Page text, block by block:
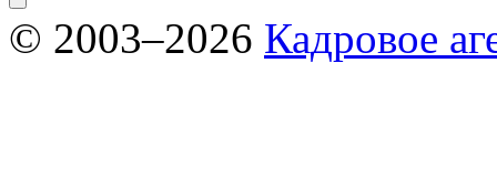
© 2003–2026 Кадровое